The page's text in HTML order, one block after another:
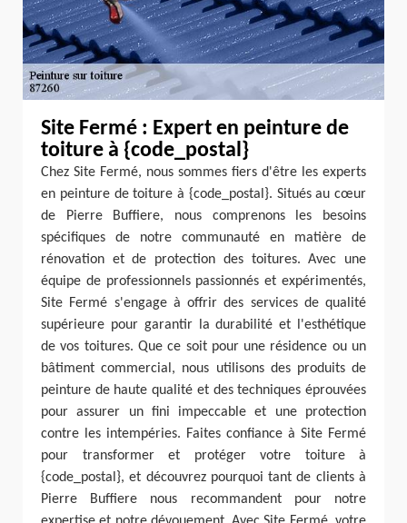
Site Fermé : Expert en peinture de
toiture à {code_postal}
Chez Site Fermé, nous sommes fiers d'être les experts
en peinture de toiture à {code_postal}. Situés au cœur
de Pierre Buffiere, nous comprenons les besoins
spécifiques de notre communauté en matière de
rénovation et de protection des toitures. Avec une
équipe de professionnels passionnés et expérimentés,
Site Fermé s'engage à offrir des services de qualité
supérieure pour garantir la durabilité et l'esthétique
de vos toitures. Que ce soit pour une résidence ou un
bâtiment commercial, nous utilisons des produits de
peinture de haute qualité et des techniques éprouvées
pour assurer un fini impeccable et une protection
contre les intempéries. Faites confiance à Site Fermé
pour transformer et protéger votre toiture à
{code_postal}, et découvrez pourquoi tant de clients à
Pierre Buffiere nous recommandent pour notre